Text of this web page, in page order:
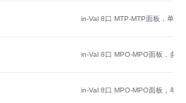
in-Val 8口 MTP-MTP面板，单模
in-Val 8口 MPO-MPO面板，多模
in-Val 8口 MPO-MPO面板，单模